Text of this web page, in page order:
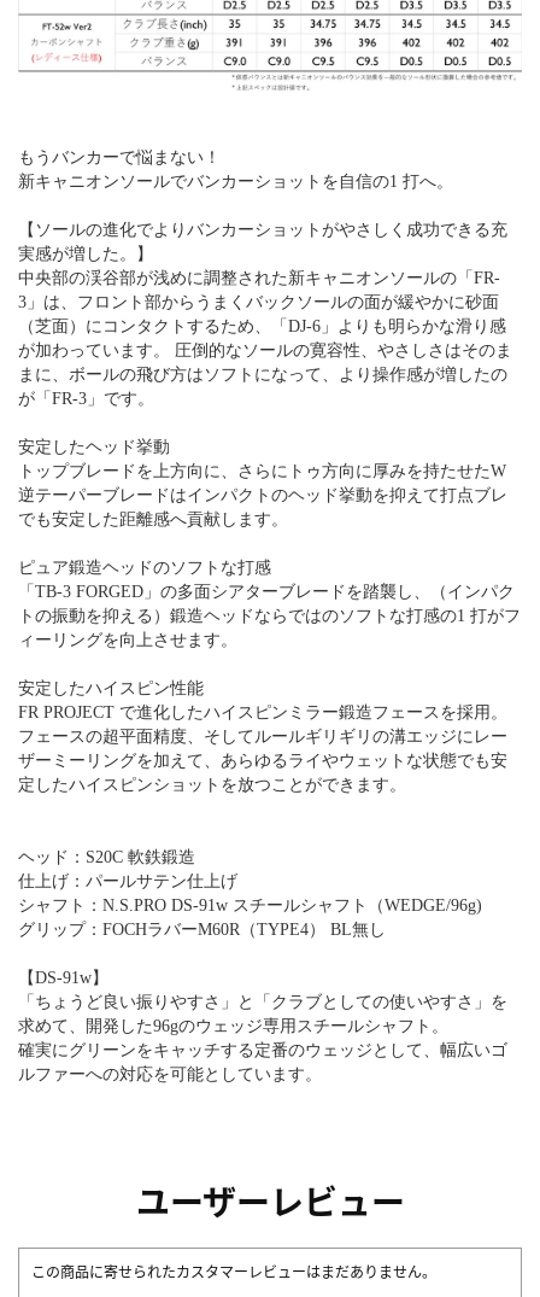
もうバンカーで悩まない！
新キャニオンソールでバンカーショットを自信の1 打へ。
【ソールの進化でよりバンカーショットがやさしく成功できる充
実感が増した。】
中央部の渓谷部が浅めに調整された新キャニオンソールの「FR-
3」は、フロント部からうまくバックソールの面が緩やかに砂面
（芝面）にコンタクトするため、「DJ-6」よりも明らかな滑り感
が加わっています。 圧倒的なソールの寛容性、やさしさはそのま
まに、ボールの飛び方はソフトになって、より操作感が増したの
が「FR-3」です。
安定したヘッド挙動
トップブレードを上方向に、さらにトゥ方向に厚みを持たせたW
逆テーパーブレードはインパクトのヘッド挙動を抑えて打点ブレ
でも安定した距離感へ貢献します。
ピュア鍛造ヘッドのソフトな打感
「TB-3 FORGED」の多面シアターブレードを踏襲し、（インパク
トの振動を抑える）鍛造ヘッドならではのソフトな打感の1 打がフ
ィーリングを向上させます。
安定したハイスピン性能
FR PROJECT で進化したハイスピンミラー鍛造フェースを採用。
フェースの超平面精度、そしてルールギリギリの溝エッジにレー
ザーミーリングを加えて、あらゆるライやウェットな状態でも安
定したハイスピンショットを放つことができます。
ヘッド：S20C 軟鉄鍛造
仕上げ：パールサテン仕上げ
シャフト：N.S.PRO DS-91w スチールシャフト（WEDGE/96g)
グリップ：FOCHラバーM60R（TYPE4） BL無し
【DS-91w】
「ちょうど良い振りやすさ」と「クラブとしての使いやすさ」を
求めて、開発した96gのウェッジ専用スチールシャフト。
確実にグリーンをキャッチする定番のウェッジとして、幅広いゴ
ルファーへの対応を可能としています。
ユーザーレビュー
この商品に寄せられたカスタマーレビューはまだありません。